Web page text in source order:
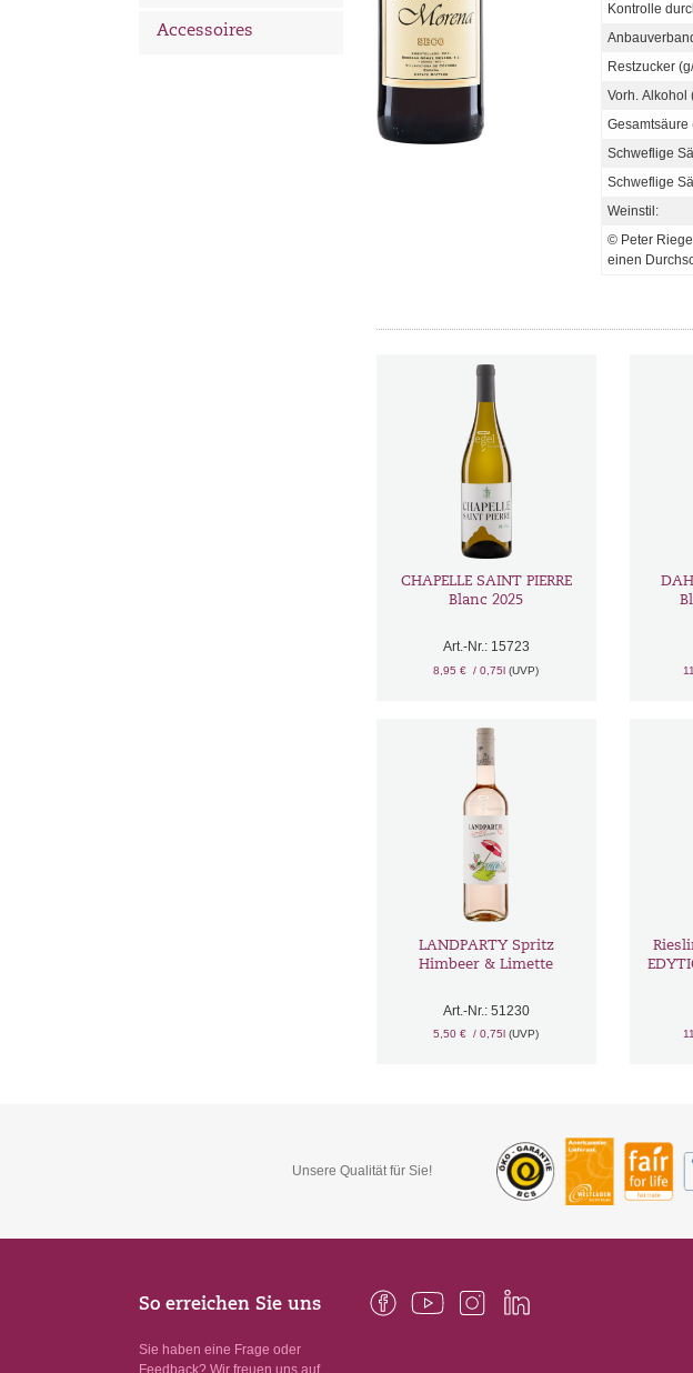
Accessoires
Kontrolle
Restzucker
Vorh. Alkohol
Gesamtsäure
Schweflige
Schweflige
Weinstil:
© Peter
einen
CHAPELLE SAINT PIERRE
Blanc 2025
Art.-Nr.: 15723
8,95 € / 0,75l(UVP)
LANDPARTY Spritz
Himbeer & Limette
Art.-Nr.: 51230
5,50 € / 0,75l(UVP)
Unsere Qualität für Sie!
So erreichen Sie uns
Sie haben eine Frage oder
Feedback? Wir freuen uns auf